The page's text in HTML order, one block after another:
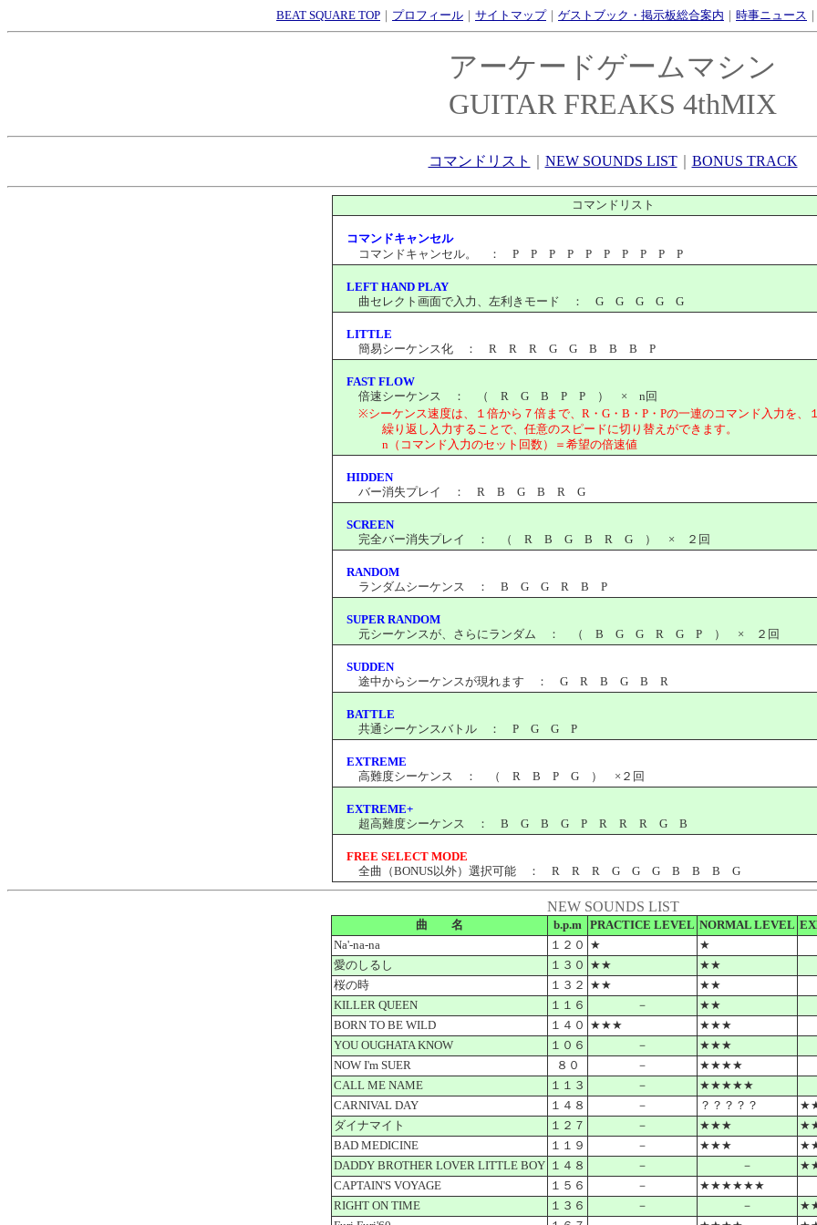
BEAT SQUARE TOP ｜ プロフィール ｜ サイトマップ｜ ゲストブック・掲示板総合案内 ｜ 時事ニュース ｜
アーケードゲームマシン
GUITAR FREAKS 4thMIX
コマンドリスト NEW SOUNDS LIST｜ BONUS TRACK
コマンドリスト
コマンドキャンセル
コマンドキャンセル。 ： P P P P P P P P P P
LEFT HAND PLAY
曲セレクト画面で入力、左利きモード ： G G G G G
LITTLE
簡易シーケンス化 ： R R R G G B B B P
FAST FLOW
倍速シーケンス ： （ R G B P P ） × n回
※シーケンス速度は、１倍から７倍まで、R・G・B・P・Pの一連のコマンド入力を、
繰り返し入力することで、任意のスピードに切り替えができます。
n（コマンド入力のセット回数）＝希望の倍速値
HIDDEN
バー消失プレイ ： R B G B R G
SCREEN
完全バー消失プレイ ： （ R B G B R G ） × ２回
RANDOM
ランダムシーケンス ： B G G R B P
SUPER RANDOM
元シーケンスが、さらにランダム ： （ B G G R G P ） × ２回
SUDDEN
途中からシーケンスが現れます ： G R B G B R
BATTLE
共通シーケンスバトル ： P G G P
EXTREME
高難度シーケンス ： （ R B P G ） ×２回
EXTREME+
超高難度シーケンス ： B G B G P R R R G B
FREE SELECT MODE
全曲（BONUS以外）選択可能 ： R R R G G G B B B G
NEW SOUNDS LIST
曲 名 b.p.m PRACTICE LEVEL NORMAL LEVEL
Na'-na-na
１２０ ★ ★
愛のしるし
１３０ ★★ ★★
桜の時
１３２ ★★ ★★
KILLER QUEEN
１１６ － ★★
BORN TO BE WILD
１４０ ★★★ ★★★
YOU OUGHATA KNOW
１０６ － ★★★
NOW I'm SUER
８０ － ★★★★
CALL ME NAME
１１３ － ★★★★★
CARNIVAL DAY
１４８ － ？？？？？
ダイナマイト
１２７ － ★★★
BAD MEDICINE
１１９ － ★★★
DADDY BROTHER LOVER LITTLE BOY １４８ － －
CAPTAIN'S VOYAGE
１５６ － ★★★★★★
RIGHT ON TIME
１３６ － －